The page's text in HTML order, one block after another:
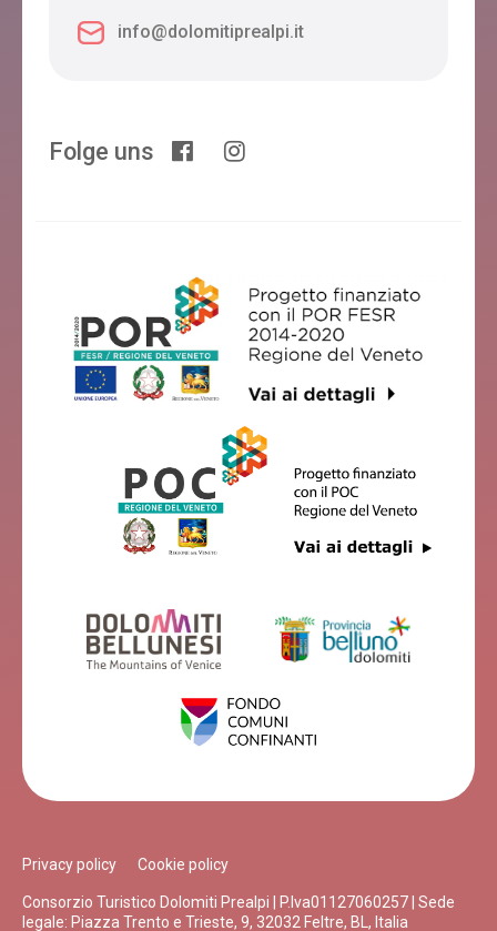
info@dolomitiprealpi.it
Folge uns
Privacy policy Cookie policy
Consorzio Turistico Dolomiti Prealpi | P.Iva01127060257 | Sede
legale: Piazza Trento e Trieste, 9, 32032 Feltre, BL, Italia